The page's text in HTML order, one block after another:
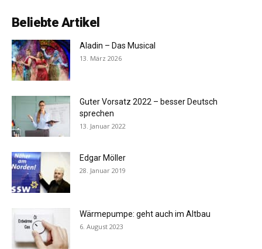
Beliebte Artikel
Aladin – Das Musical
13. März 2026
Guter Vorsatz 2022 – besser Deutsch
sprechen
13. Januar 2022
Edgar Möller
28. Januar 2019
Wärmepumpe: geht auch im Altbau
6. August 2023